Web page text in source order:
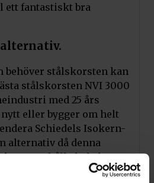
ett fantastiskt bra
behöver stålskorsten kan
stålskorsten NVI 3000
med 25 års
eller bygger om helt
Schiedels Isokern-
alternativ då denna
hålla hela husets